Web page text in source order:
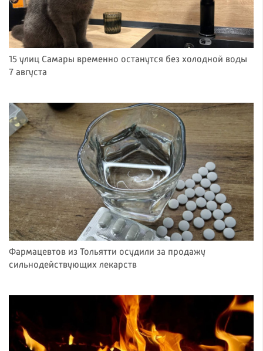
15 улиц Самары временно останутся без холодной воды
7 августа
Фармацевтов из Тольятти осудили за продажу
сильнодействующих лекарств